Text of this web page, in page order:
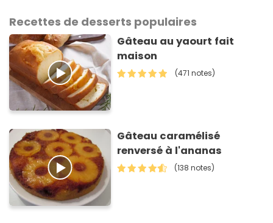
Recettes de desserts populaires
Gâteau au yaourt fait
maison
(471 notes)
Gâteau caramélisé
renversé à l'ananas
(138 notes)